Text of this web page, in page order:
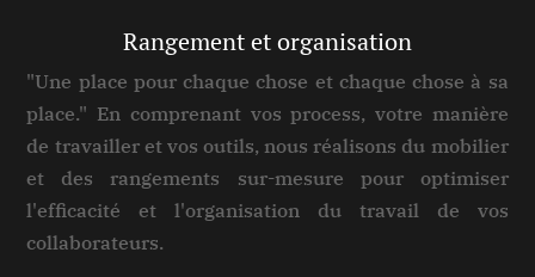
Rangement et organisation
"Une place pour chaque chose et chaque chose à sa
place." En comprenant vos process, votre manière
de travailler et vos outils, nous réalisons du mobilier
et des rangements sur-mesure pour optimiser
l'efficacité et l'organisation du travail de vos
collaborateurs.